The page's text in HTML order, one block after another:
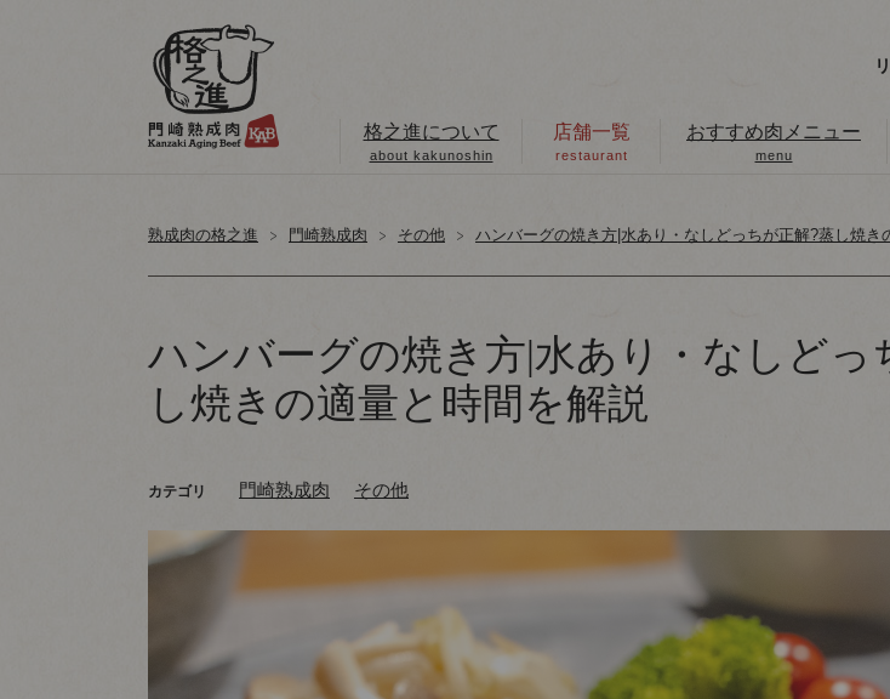
格之進について
about kakunoshin
店舗一覧
restaurant
おすすめ肉メニュー
menu
熟成肉の格之進 門崎熟成肉 その他 ハンバーグの焼き方|水あり・なしどっちが正解?蒸し焼き
ハンバーグの焼き方|水あり・なしどっ
し焼きの適量と時間を解説
カテゴリ 門崎熟成肉 その他